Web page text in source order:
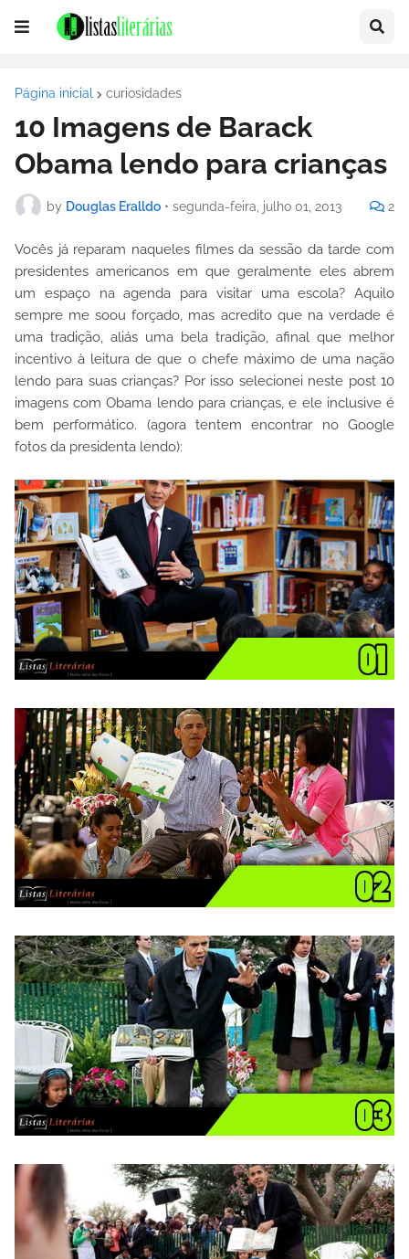
Página inicial curiosidades
10 Imagens de Barack
Obama lendo para crianças
by Douglas Eralldo • segunda-feira, julho 01, 2013 2
Vocês já reparam naqueles filmes da sessão da tarde com
presidentes americanos em que geralmente eles abrem
um espaço na agenda para visitar uma escola? Aquilo
sempre me soou forçado, mas acredito que na verdade é
uma tradição, aliás uma bela tradição, afinal que melhor
incentivo à leitura de que o chefe máximo de uma nação
lendo para suas crianças? Por isso selecionei neste post 10
imagens com Obama lendo para crianças, e ele inclusive é
bem performático. (agora tentem encontrar no Google
fotos da presidenta lendo):